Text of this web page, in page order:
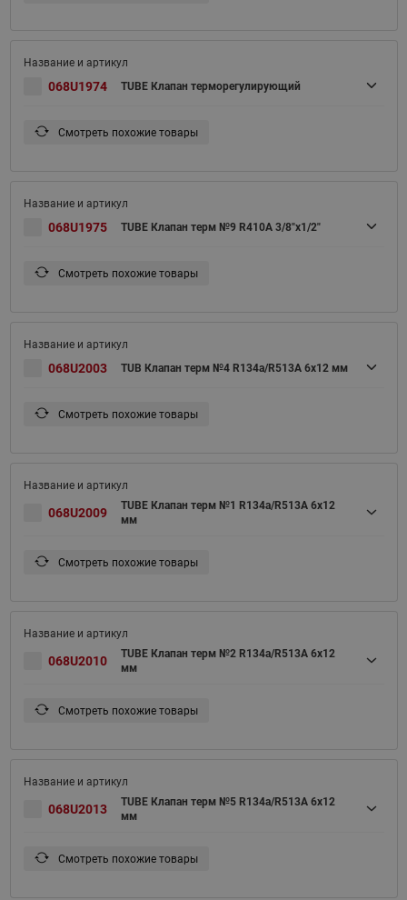
068U1974 TUBE Клапан терморегулирующий
Смотреть похожие товары
068U1975 TUBE Клапан терм №9 R410A 3/8"х1/2"
Смотреть похожие товары
068U2003 TUB Клапан терм №4 R134a/R513A 6х12 мм
Смотреть похожие товары
068U2009
TUBE Клапан терм №1 R134a/R513A 6x12
мм
Смотреть похожие товары
068U2010
TUBE Клапан терм №2 R134a/R513A 6x12
мм
Смотреть похожие товары
068U2013
TUBE Клапан терм №5 R134a/R513A 6x12
мм
Смотреть похожие товары